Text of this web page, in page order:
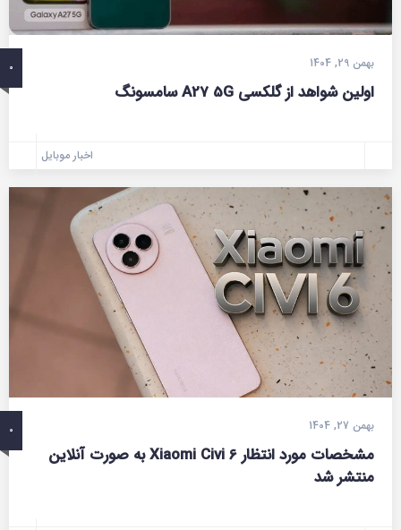
0 بهمن 29, 1404
اولین شواهد از گلکسی A27 5G سامسونگ
اخبار موبایل
0 بهمن 27, 1404
مشخصات مورد انتظار Xiaomi Civi 6 به صورت آنلاین
منتشر شد